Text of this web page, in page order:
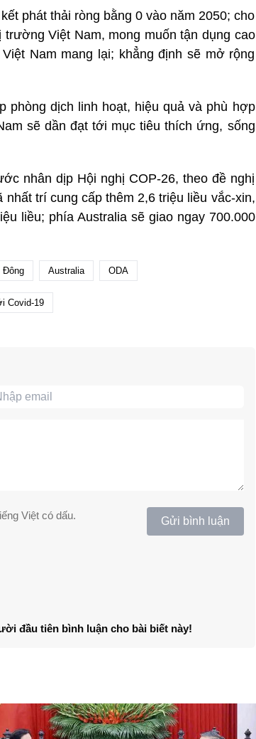
phát thải ròng bằng 0 vào năm 2050; cho
Việt Nam, mong muốn tận dụng cao
Nam mang lại; khẳng định sẽ mở rộng
phòng dịch linh hoạt, hiệu quả và phù hợp
sẽ dần đạt tới mục tiêu thích ứng, sống
nhân dịp Hội nghị COP-26, theo đề nghị
trí cung cấp thêm 2,6 triệu liều vắc-xin,
liều; phía Australia sẽ giao ngay 700.000
Đông Australia ODA
Covid-19
Việt có dấu. Gửi bình luận
đầu tiên bình luận cho bài biết này!